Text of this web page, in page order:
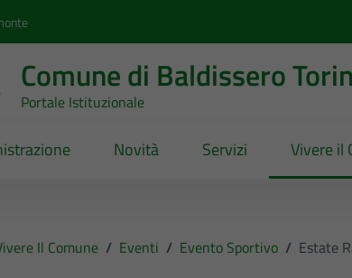
Comune di Baldissero
Portale Istituzionale
Novità Servizi Vivere il
Il Comune / Eventi / Evento Sportivo / Estate